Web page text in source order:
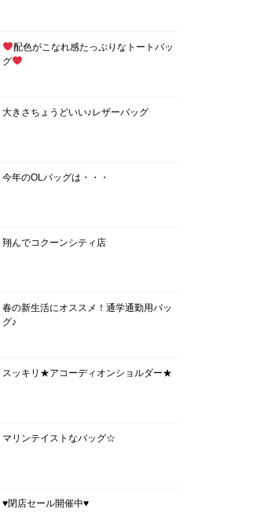
配色がこなれ感たっぷりなトートバッ
グ
大きさちょうどいい♪レザーバッグ
今年のOLバッグは・・・
翔んでコクーンシティ店
春の新生活にオススメ！通学通勤用バッ
グ♪
スッキリ★アコーディオンショルダー★
マリンテイストなバッグ☆
♥閉店セール開催中♥